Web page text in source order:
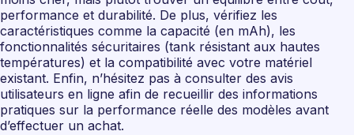
performance et durabilité. De plus, vérifiez les
caractéristiques comme la capacité (en mAh), les
fonctionnalités sécuritaires (tank résistant aux hautes
températures) et la compatibilité avec votre matériel
existant. Enfin, n’hésitez pas à consulter des avis
utilisateurs en ligne afin de recueillir des informations
pratiques sur la performance réelle des modèles avant
d’effectuer un achat.